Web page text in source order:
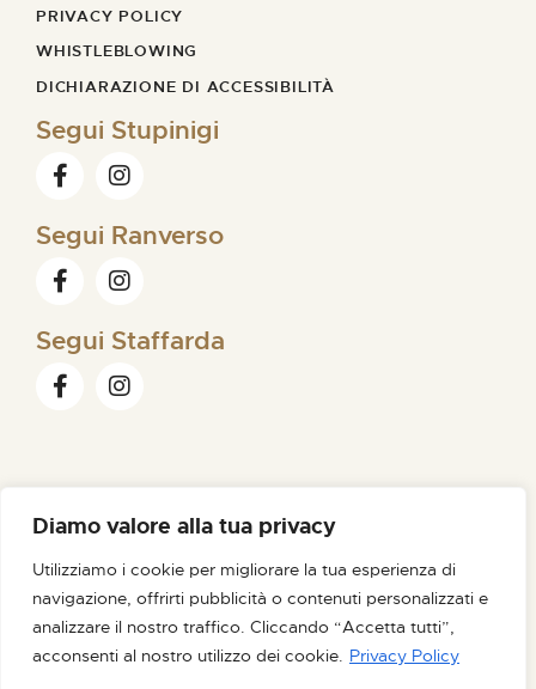
Diamo valore alla tua privacy
Utilizziamo i cookie per migliorare la tua esperienza di
navigazione, offrirti pubblicità o contenuti personalizzati e
analizzare il nostro traffico. Cliccando “Accetta tutti”,
acconsenti al nostro utilizzo dei cookie. Privacy Policy
PRIVACY POLICY
WHISTLEBLOWING
DICHIARAZIONE DI ACCESSIBILITÀ
Segui Stupinigi
Segui Ranverso
Segui Staffarda
MAGELLANO N. 1 – 10128 TORINO – C.F. /P.IVA 09007180012
PEC FONDAZIONE@PEC.ORDINEMAURIZIANO.IT
CREDITS NOIR STUDIO